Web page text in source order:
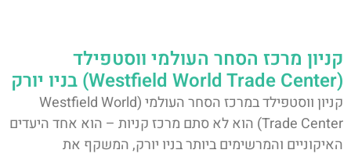
קניון מרכז הסחר העולמי ווסטפילד
(Westfield World Trade Center) בניו יורק
קניון ווסטפילד במרכז הסחר העולמי (Westfield World
Trade Center) הוא לא סתם מרכז קניות – הוא אחד היעדים
האיקוניים והמרשימים ביותר בניו יורק, המשקף את